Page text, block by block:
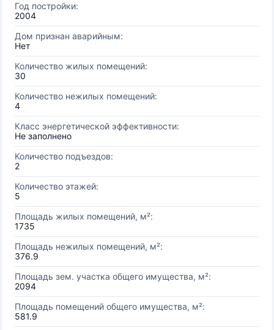
Год постройки:
2004
Дом признан аварийным:
Нет
Количество жилых помещений:
30
Количество нежилых помещений:
4
Класс энергетической эффективности:
Не заполнено
Количество подъездов:
2
Количество этажей:
5
Площадь жилых помещений, м²:
1735
Площадь нежилых помещений, м²:
376.9
Площадь зем. участка общего имущества, м²:
2094
Площадь помещений общего имущества, м²:
581.9